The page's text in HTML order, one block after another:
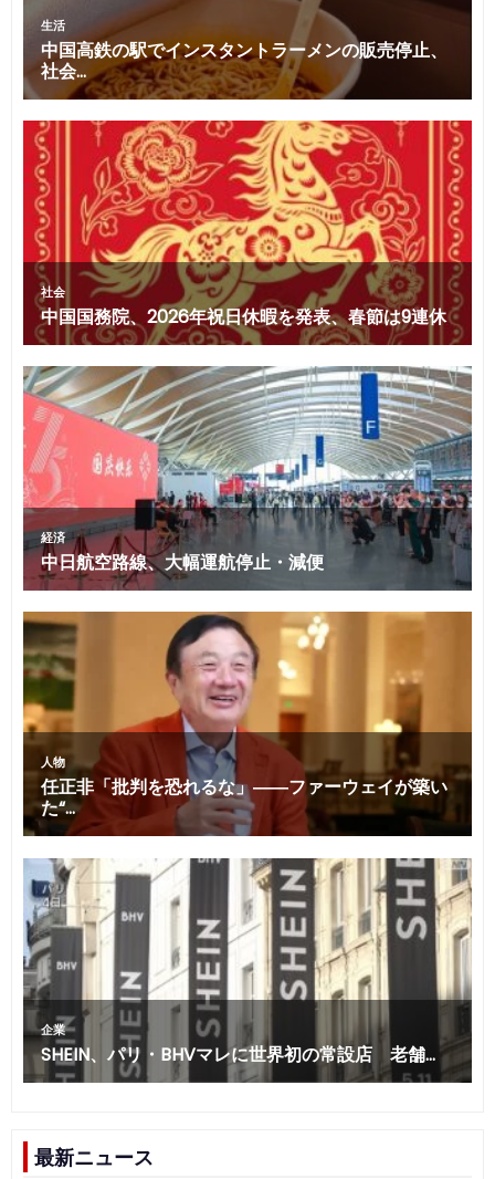
最新ニュース